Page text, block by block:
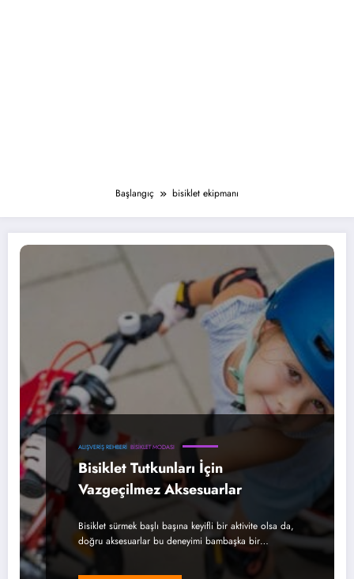
Başlangıç bisiklet ekipmanı
ALIŞVERIŞ REHBERI BISIKLET MODASI
Bisiklet Tutkunları İçin
Vazgeçilmez Aksesuarlar
Bisiklet sürmek başlı başına keyifli bir aktivite olsa da,
doğru aksesuarlar bu deneyimi bambaşka bir…